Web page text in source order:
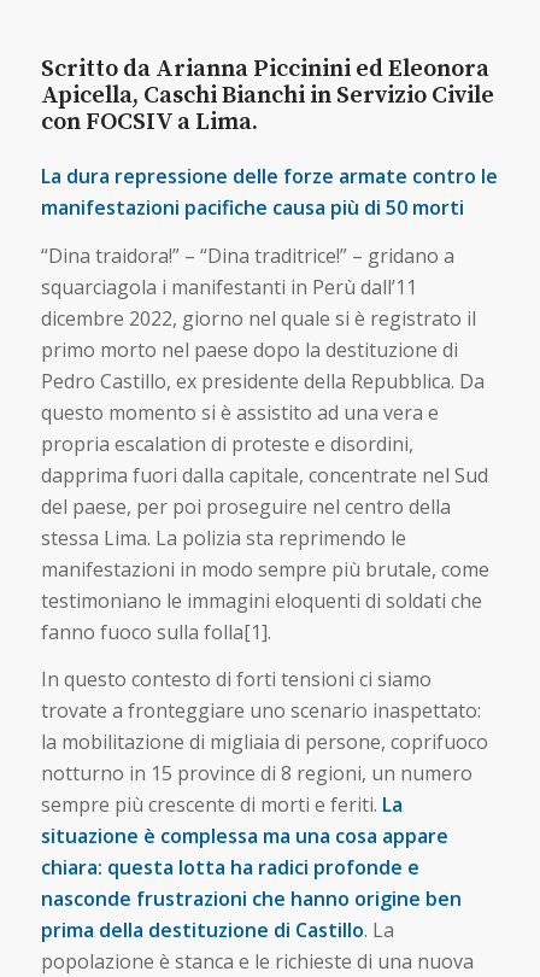
Scritto da Arianna Piccinini ed Eleonora
Apicella, Caschi Bianchi in Servizio Civile
con FOCSIV a Lima.
La dura repressione delle forze armate contro le
manifestazioni pacifiche causa più di 50 morti
“Dina traidora!” – “Dina traditrice!” – gridano a
squarciagola i manifestanti in Perù dall’11
dicembre 2022, giorno nel quale si è registrato il
primo morto nel paese dopo la destituzione di
Pedro Castillo, ex presidente della Repubblica. Da
questo momento si è assistito ad una vera e
propria escalation di proteste e disordini,
dapprima fuori dalla capitale, concentrate nel Sud
del paese, per poi proseguire nel centro della
stessa Lima. La polizia sta reprimendo le
manifestazioni in modo sempre più brutale, come
testimoniano le immagini eloquenti di soldati che
fanno fuoco sulla folla[1].
In questo contesto di forti tensioni ci siamo
trovate a fronteggiare uno scenario inaspettato:
la mobilitazione di migliaia di persone, coprifuoco
notturno in 15 province di 8 regioni, un numero
sempre più crescente di morti e feriti. La
situazione è complessa ma una cosa appare
chiara: questa lotta ha radici profonde e
nasconde frustrazioni che hanno origine ben
prima della destituzione di Castillo. La
popolazione è stanca e le richieste di una nuova